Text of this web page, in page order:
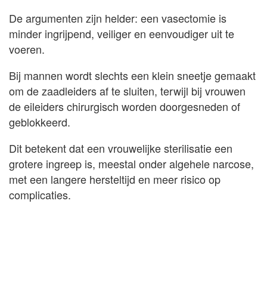
De argumenten zijn helder: een vasectomie is
minder ingrijpend, veiliger en eenvoudiger uit te
voeren.
Bij mannen wordt slechts een klein sneetje gemaakt
om de zaadleiders af te sluiten, terwijl bij vrouwen
de eileiders chirurgisch worden doorgesneden of
geblokkeerd.
Dit betekent dat een vrouwelijke sterilisatie een
grotere ingreep is, meestal onder algehele narcose,
met een langere hersteltijd en meer risico op
complicaties.